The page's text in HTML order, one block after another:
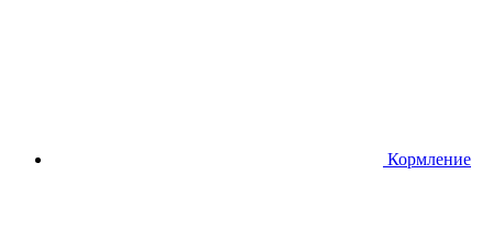
Кормление